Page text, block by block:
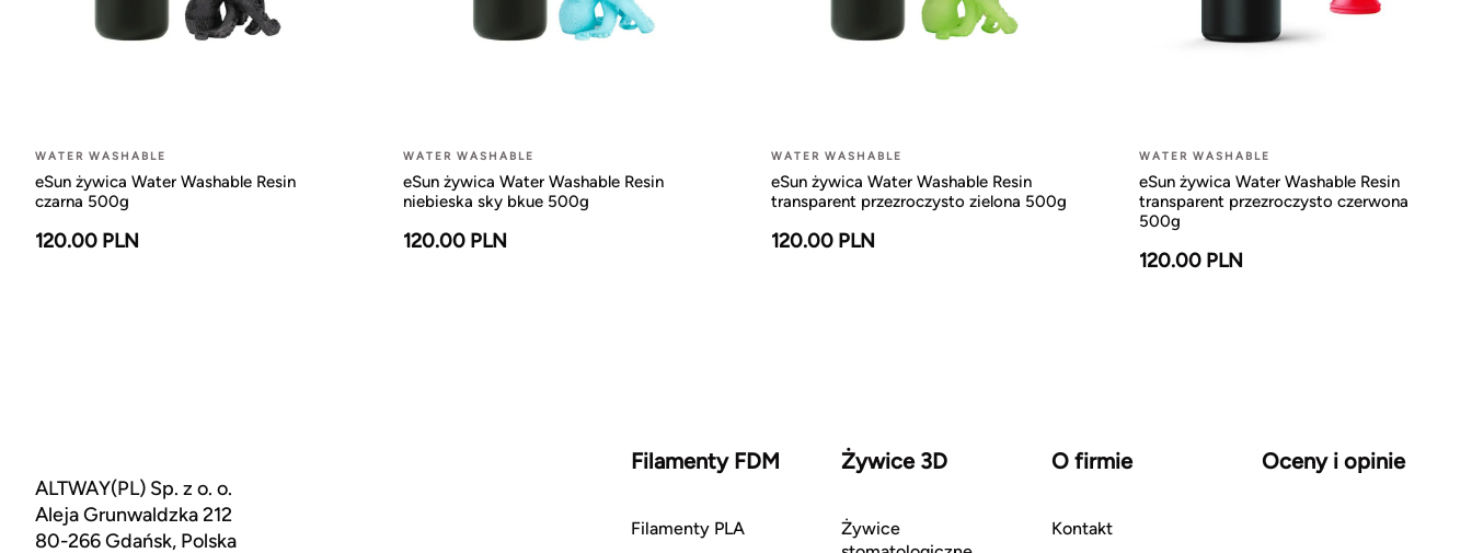
WATER WASHABLE
eSun żywica Water Washable Resin
czarna 500g
120.00 PLN
WATER WASHABLE
eSun żywica Water Washable Resin
niebieska sky bkue 500g
120.00 PLN
WATER WASHABLE
eSun żywica Water Washable Resin
transparent przezroczysto zielona 500g
120.00 PLN
WATER WASHABLE
eSun żywica Water Washable Resin
transparent przezroczysto czerwona
500g
120.00 PLN
ALTWAY(PL) Sp. z o. o.
Aleja Grunwaldzka 212
80-266 Gdańsk, Polska
Filamenty FDM
Filamenty PLA
Żywice 3D
Żywice
O firmie
Kontakt
Oceny i opinie